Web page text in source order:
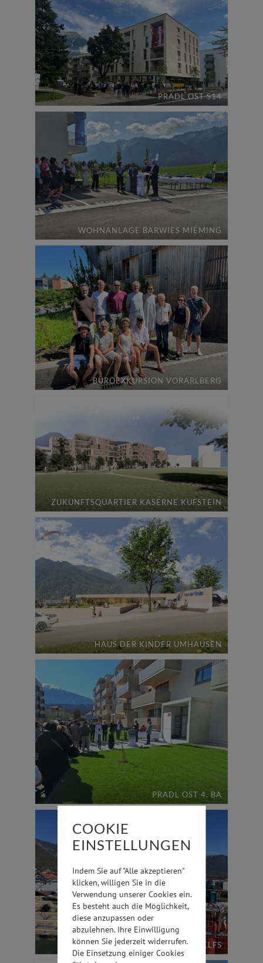
PRADL OST S14
WOHNANLAGE BARWIES MIEMING
BÜROEXKURSION VORARLBERG
ZUKUNFTSQUARTIER KASERNE KUFSTEIN
HAUS DER KINDER UMHAUSEN
PRADL OST 4. BA
MARKTHAUS TELFS
COOKIE
EINSTELLUNGEN
Indem Sie auf "Alle akzeptieren"
klicken, willigen Sie in die
Verwendung unserer Cookies ein.
Es besteht auch die Möglichkeit,
diese anzupassen oder
abzulehnen. Ihre Einwilligung
können Sie jederzeit widerrufen.
Die Einsetzung einiger Cookies